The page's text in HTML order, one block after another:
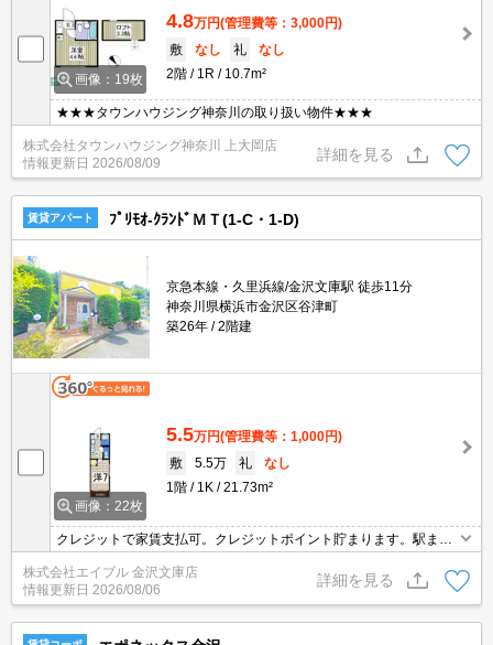
画像：19枚
4.8万円(管理費等：3,000円)
敷
なし 礼
なし
2階
1R 10.7m²
★★★タウンハウジング神奈川の取り扱い物件★★★
株式会社タウンハウジング神奈川 上大岡店
情報更新日 2026/08/09
詳細を見る
賃貸アパート ﾌﾟﾘﾓｵ-ｸﾗﾝﾄﾞＭＴ(1-C・1-D)
京急本線・久里浜線/金沢文庫駅 徒歩11分
神奈川県横浜市金沢区谷津町
築26年
2階建
画像：22枚
5.5万円(管理費等：1,000円)
敷
5.5万 礼
なし
1階
1K 21.73m²
クレジットで家賃支払可。クレジットポイント貯まります。駅まで
平坦。仲介手数料家賃の0.55ヵ月分(税込)。温水洗浄便座付き。角
部屋。J:COM320M Wi-Fi無料。
株式会社エイブル 金沢文庫店
情報更新日 2026/08/06
詳細を見る